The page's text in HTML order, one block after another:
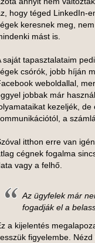
hogy téged LinkedIn-
keresnek meg,
mást is.
saját tapasztalataim
csórók, jobb híján
weboldallal,
jobbak már
kezeljék, de
a
itthon erre van
cégnek fogalma
vagy a felhő.
Az ügyfelek már
fogadják el a
a kijelentés
figyelembe.